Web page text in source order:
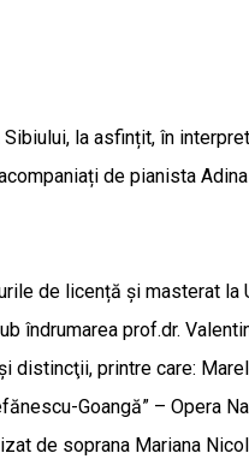
la asfințit, în
de pianista
de licență și masterat
îndrumarea prof.dr.
printre care:
Goangă” – Opera
de soprana Mariana